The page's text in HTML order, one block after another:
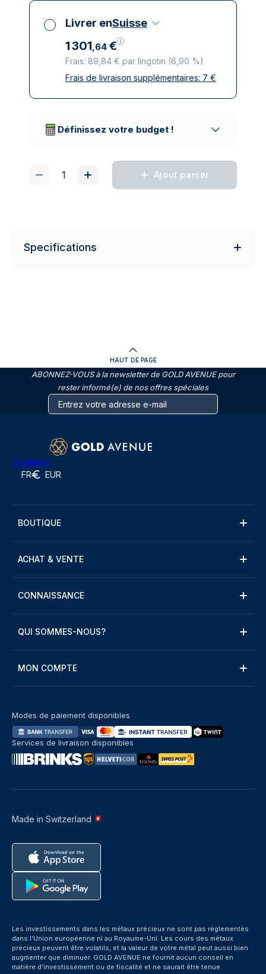
Livrer enSuisse
1301,64 €
Frais: 89,84 € par lingotin (6,90 %)
Toutes taxes comprises
Frais de livraison supplémentaires: 7 €
Définissez votre budget !
Ajout panier
Specifications
HAUT DE PAGE
ABONNEZ-VOUS à la newsletter de GOLD AVENUE pour
rester informé(e) de nos offres spéciales
Trustpilot
FR EUR
BOUTIQUE
ACHAT & VENTE
CONNAISSANCE
QUI SOMMES-NOUS?
MON COMPTE
Made in Switzerland
Modes de paiement disponibles
Services de livraison disponibles
Les investissements dans les métaux précieux ne sont pas réglementés
dans l’Union européenne ni au Royaume-Uni. Les cours des métaux
précieux peuvent être volatils, et la valeur de votre métal peut aussi bien
augmenter que diminuer. GOLD AVENUE ne fournit aucun conseil en
matière d’investissement ou de fiscalité et ne saurait être tenue